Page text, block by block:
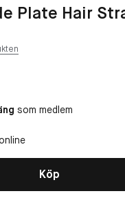
Plate Hair
som medlem
Köp